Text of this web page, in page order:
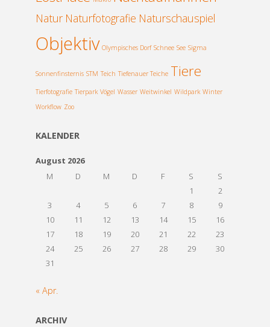
Natur Naturfotografie Naturschauspiel
Objektiv Olympisches Dorf Schnee See Sigma
Sonnenfinsternis STM Teich Tiefenauer Teiche Tiere
Tierfotografie Tierpark Vögel Wasser Weitwinkel Wildpark Winter
Workflow Zoo
KALENDER
August 2026
M
D M D F S
S
1
2
3
4 5 6 7 8
9
10
11 12 13 14 15
16
17
18 19 20 21 22
23
24
25 26 27 28 29
30
31
« Apr.
ARCHIV